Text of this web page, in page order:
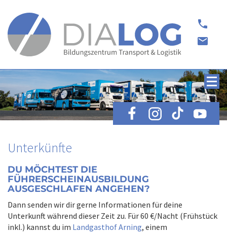
phone
email
Unterkünfte
DU MÖCHTEST DIE
FÜHRERSCHEINAUSBILDUNG
AUSGESCHLAFEN ANGEHEN?
Dann senden wir dir gerne Informationen für deine
Unterkunft während dieser Zeit zu. Für 60 €/Nacht (Frühstück
inkl.) kannst du im Landgasthof Arning, einem